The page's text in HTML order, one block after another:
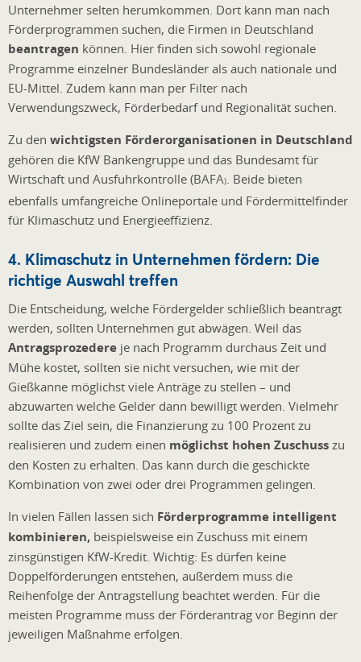
Unternehmer selten herumkommen. Dort kann man nach
Förderprogrammen suchen, die Firmen in Deutschland
beantragen können. Hier finden sich sowohl regionale
Programme einzelner Bundesländer als auch nationale und
EU-Mittel. Zudem kann man per Filter nach
Verwendungszweck, Förderbedarf und Regionalität suchen.
Zu den wichtigsten Förderorganisationen in Deutschland
gehören die KfW Bankengruppe und das Bundesamt für
Wirtschaft und Ausfuhrkontrolle (BAFA)
. Beide bieten
ebenfalls umfangreiche Onlineportale und Fördermittelfinder
für Klimaschutz und Energieeffizienz.
4. Klimaschutz in Unternehmen fördern: Die
richtige Auswahl treffen
Die Entscheidung, welche Fördergelder schließlich beantragt
werden, sollten Unternehmen gut abwägen. Weil das
Antragsprozedere je nach Programm durchaus Zeit und
Mühe kostet, sollten sie nicht versuchen, wie mit der
Gießkanne möglichst viele Anträge zu stellen – und
abzuwarten welche Gelder dann bewilligt werden. Vielmehr
sollte das Ziel sein, die Finanzierung zu 100 Prozent zu
realisieren und zudem einen möglichst hohen Zuschuss zu
den Kosten zu erhalten. Das kann durch die geschickte
Kombination von zwei oder drei Programmen gelingen.
In vielen Fällen lassen sich Förderprogramme intelligent
kombinieren, beispielsweise ein Zuschuss mit einem
zinsgünstigen KfW-Kredit. Wichtig: Es dürfen keine
Doppelförderungen entstehen, außerdem muss die
Reihenfolge der Antragstellung beachtet werden. Für die
meisten Programme muss der Förderantrag vor Beginn der
jeweiligen Maßnahme erfolgen.